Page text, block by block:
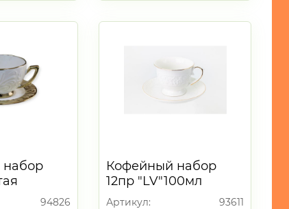
94826
Кофейный набор
12пр "LV"100мл
Артикул:
93611